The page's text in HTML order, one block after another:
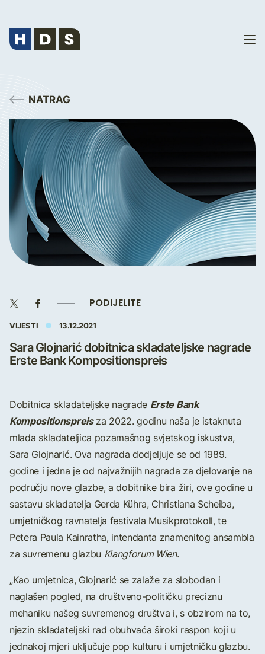
NATRAG
PODIJELITE
VIJESTI 13.12.2021
Sara Glojnarić dobitnica skladateljske nagrade
Erste Bank Kompositionspreis
Dobitnica skladateljske nagrade Erste Bank
Kompositionspreisza 2022. godinu naša je istaknuta
mlada skladateljica pozamašnog svjetskog iskustva,
Sara Glojnarić. Ova nagrada dodjeljuje se od 1989.
godine i jedna je od najvažnijih nagrada za djelovanje na
području nove glazbe, a dobitnike bira žiri, ove godine u
sastavu skladatelja Gerda Kühra, Christiana Scheiba,
umjetničkog ravnatelja festivala Musikprotokoll, te
Petera Paula Kainratha, intendanta znamenitog ansambla
za suvremenu glazbu Klangforum Wien.
„Kao umjetnica, Glojnarić se zalaže za slobodan i
naglašen pogled, na društveno-političku preciznu
mehaniku našeg suvremenog društva i, s obzirom na to,
njezin skladateljski rad obuhvaća široki raspon koji u
jednakoj mjeri uključuje pop kulturu i umjetničku glazbu.